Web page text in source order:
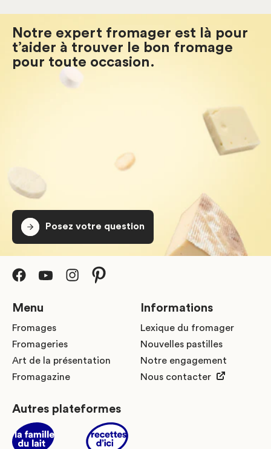
Notre expert fromager est là pour
t’aider à trouver le bon fromage
pour toute occasion.
Posez votre question
Menu
Fromages
Fromageries
Art de la présentation
Fromagazine
Informations
Lexique du fromager
Nouvelles pastilles
Notre engagement
Nous contacter
Autres plateformes